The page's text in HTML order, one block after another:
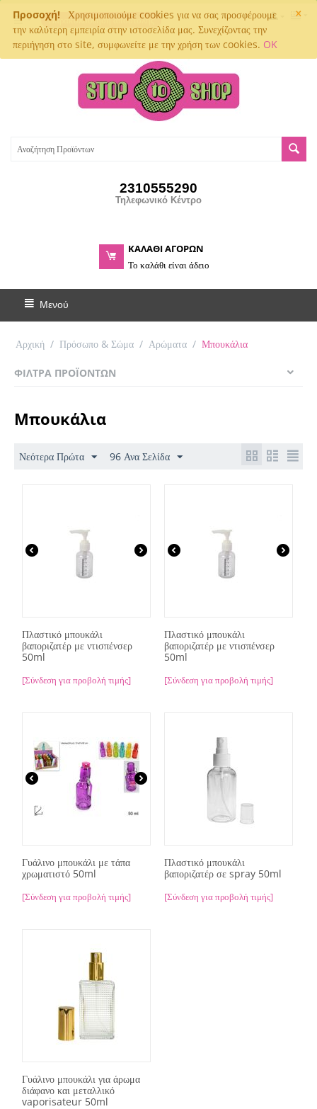
×
Προσοχή!
Χρησιμοποιούμε cookies για να σας προσφέρουμε
την καλύτερη εμπειρία στην ιστοσελίδα μας. Συνεχίζοντας την
περιήγηση στο site, συμφωνείτε με την χρήση των cookies. OK
Παρακολούθηση αποστολής
2310555290
Τηλεφωνικό Κέντρο
ΚΑΛΑΘΙ ΑΓΟΡΩΝ
Το καλάθι είναι άδειο
Μενού
Αρχική / Πρόσωπο & Σώμα / Αρώματα / Μπουκάλια
ΦΊΛΤΡΑ ΠΡΟΪΌΝΤΩΝ
Μπουκάλια
Νεότερα Πρώτα 96 Ανα Σελίδα
Πλαστικό μπουκάλι
βαποριζατέρ με ντισπένσερ
50ml
[Σύνδεση για προβολή τιμής]
Πλαστικό μπουκάλι
βαποριζατέρ με ντισπένσερ
50ml
[Σύνδεση για προβολή τιμής]
Γυάλινο μπουκάλι με τάπα
χρωματιστό 50ml
[Σύνδεση για προβολή τιμής]
Πλαστικό μπουκάλι
βαποριζατέρ σε spray 50ml
[Σύνδεση για προβολή τιμής]
Γυάλινο μπουκάλι για άρωμα
διάφανο και μεταλλικό
vaporisateur 50ml